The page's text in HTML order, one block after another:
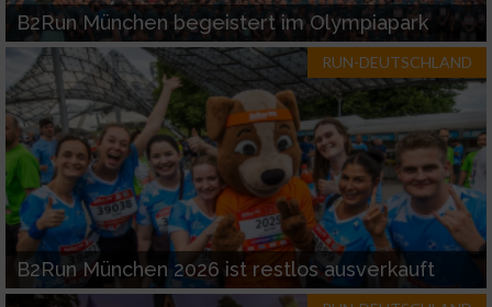
B2Run München begeistert im Olympiapark
RUN-DEUTSCHLAND
B2Run München 2026 ist restlos ausverkauft